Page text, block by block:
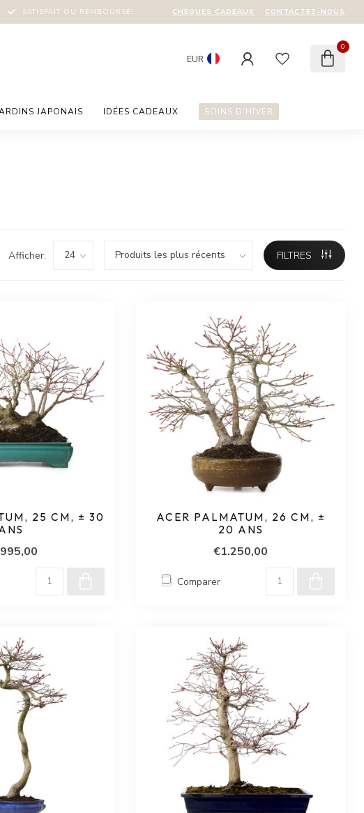
SATISFAIT OU REMBOURSÉ! CHÈQUES CADEAUX CONTACTEZ-NOUS
EUR
0
JAPONAIS IDÉES CADEAUX SOINS D’HIVER
Afficher: FILTRES
25 CM, ± 30
ACER PALMATUM, 26 CM, ±
20 ANS
€1.250,00
Comparer